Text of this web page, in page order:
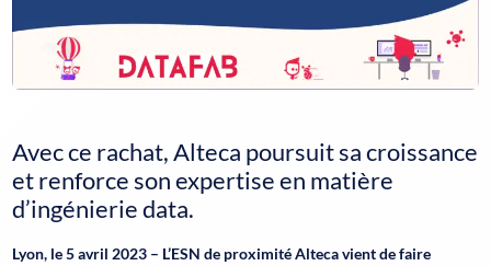
Avec ce rachat, Alteca poursuit sa croissance
et renforce son expertise en matière
d’ingénierie data.
Lyon, le 5 avril 2023 – L’ESN de proximité Alteca vient de faire